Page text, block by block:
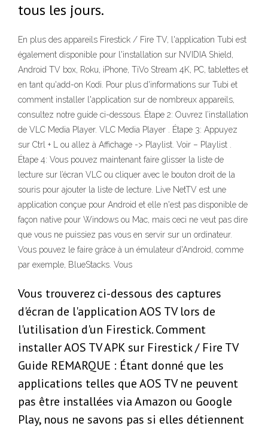
tous les jours.
En plus des appareils Firestick / Fire TV, l'application Tubi est
également disponible pour l'installation sur NVIDIA Shield,
Android TV box, Roku, iPhone, TiVo Stream 4K, PC, tablettes et
en tant qu'add-on Kodi. Pour plus d'informations sur Tubi et
comment installer l'application sur de nombreux appareils,
consultez notre guide ci-dessous. Étape 2: Ouvrez l’installation
de VLC Media Player. VLC Media Player . Étape 3: Appuyez
sur Ctrl + L ou allez à Affichage -> Playlist. Voir – Playlist .
Étape 4: Vous pouvez maintenant faire glisser la liste de
lecture sur l’écran VLC ou cliquer avec le bouton droit de la
souris pour ajouter la liste de lecture. Live NetTV est une
application conçue pour Android et elle n'est pas disponible de
façon native pour Windows ou Mac, mais ceci ne veut pas dire
que vous ne puissiez pas vous en servir sur un ordinateur.
Vous pouvez le faire grâce à un émulateur d'Android, comme
par exemple, BlueStacks. Vous
Vous trouverez ci-dessous des captures
d'écran de l'application AOS TV lors de
l'utilisation d'un Firestick. Comment
installer AOS TV APK sur Firestick / Fire TV
Guide REMARQUE : Étant donné que les
applications telles que AOS TV ne peuvent
pas être installées via Amazon ou Google
Play, nous ne savons pas si elles détiennent